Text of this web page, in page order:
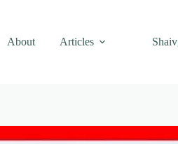
About Articles